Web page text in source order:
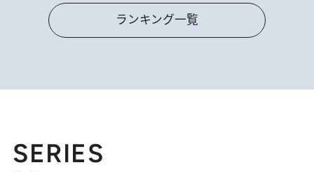
ランキング一覧
SERIES